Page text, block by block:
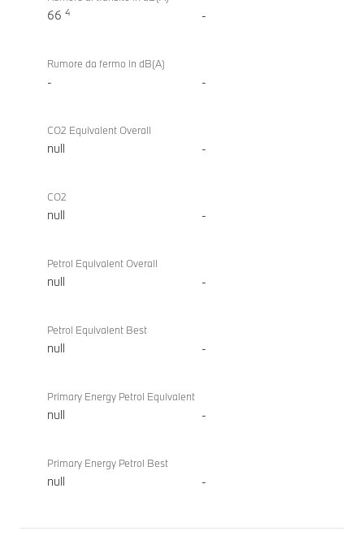
66 4 -
Rumore da fermo in dB(A)
- -
CO2 Equivalent Overall
null -
CO2
null -
Petrol Equivalent Overall
null -
Petrol Equivalent Best
null -
Primary Energy Petrol Equivalent
null -
Primary Energy Petrol Best
null -